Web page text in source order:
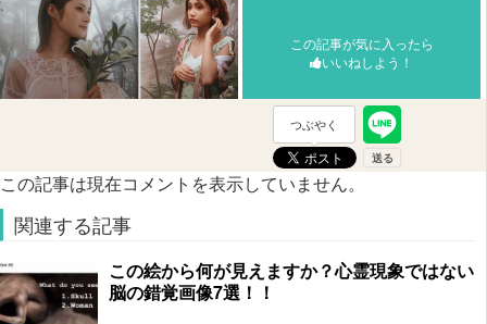
この記事が気に入ったら
いいねしよう！
つぶやく
この記事は現在コメントを表示していません。
関連する記事
この絵から何が見えますか？心霊現象ではない
脳の錯覚画像7選！！